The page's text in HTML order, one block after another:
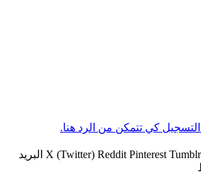
كي تتمكن من الرد هنا.
X (Twitter) Reddit Pinterest Tumblr
البريد